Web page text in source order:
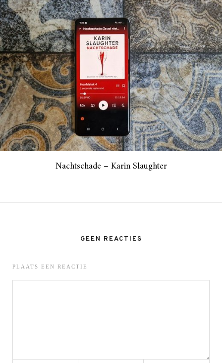
Nachtschade – Karin Slaughter
GEEN REACTIES
PLAATS EEN REACTIE